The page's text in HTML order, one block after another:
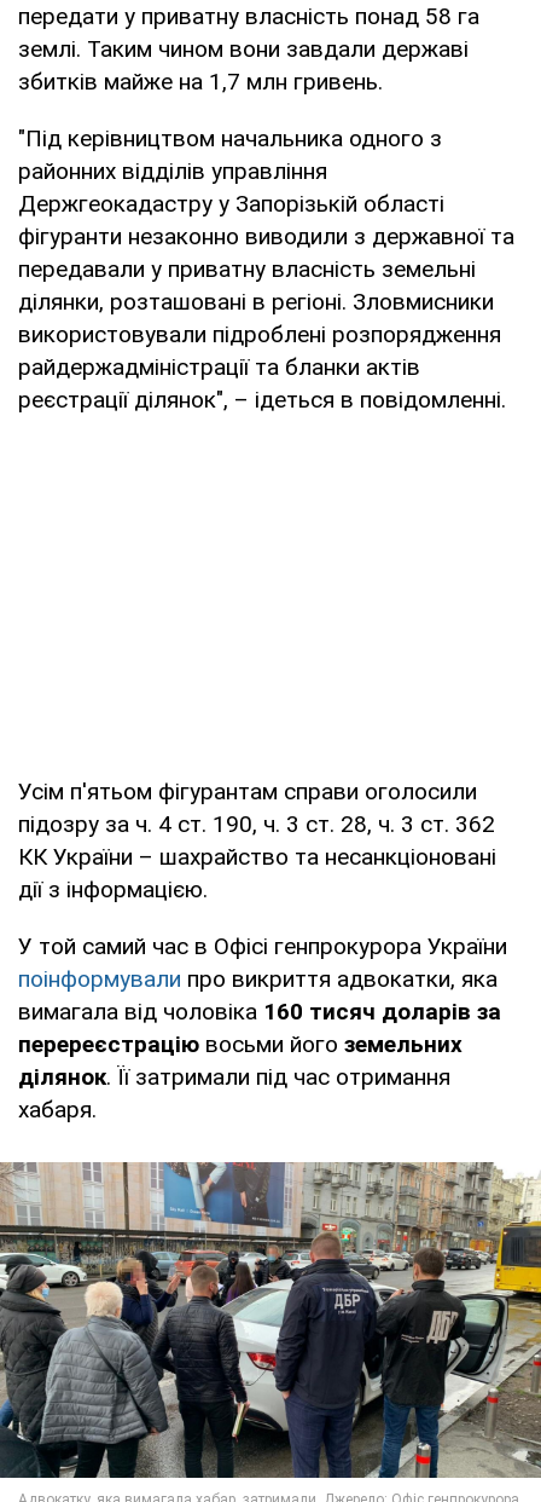
передати у приватну власність понад 58 га
землі. Таким чином вони завдали державі
збитків майже на 1,7 млн гривень.
"Під керівництвом начальника одного з
районних відділів управління
Держгеокадастру у Запорізькій області
фігуранти незаконно виводили з державної та
передавали у приватну власність земельні
ділянки, розташовані в регіоні. Зловмисники
використовували підроблені розпорядження
райдержадміністрації та бланки актів
реєстрації ділянок", – ідеться в повідомленні.
Усім п'ятьом фігурантам справи оголосили
підозру за ч. 4 ст. 190, ч. 3 ст. 28, ч. 3 ст. 362
КК України – шахрайство та несанкціоновані
дії з інформацією.
У той самий час в Офісі генпрокурора України
поінформували про викриття адвокатки, яка
вимагала від чоловіка 160 тисяч доларів за
перереєстрацію восьми його земельних
ділянок. Її затримали під час отримання
хабаря.